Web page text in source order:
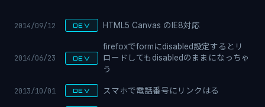
2014/09/12 DEV HTML5 Canvas のIE8対応
2014/06/23 DEV
firefoxでformにdisabled設定するとリ
ロードしてもdisabledのままになっちゃ
う
2013/10/01 DEV スマホで電話番号にリンクはる